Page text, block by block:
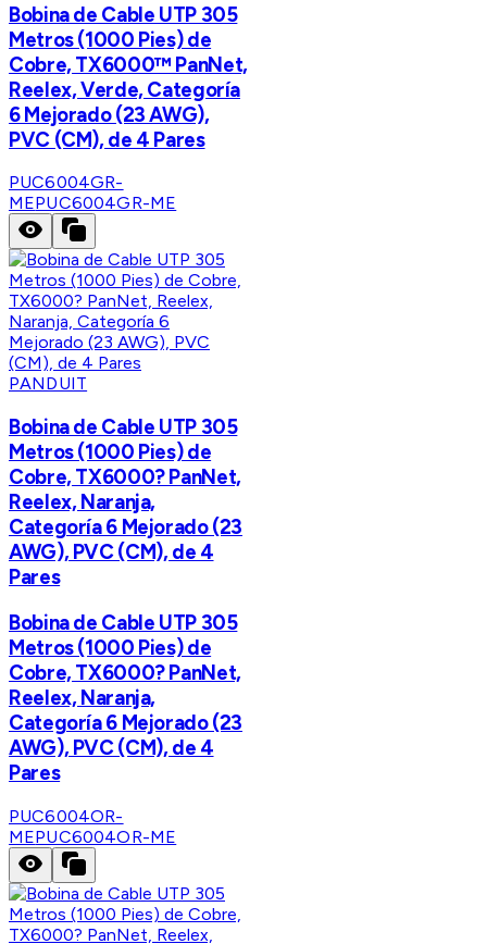
Bobina de Cable UTP 305
Metros (1000 Pies) de
Cobre, TX6000™ PanNet,
Reelex, Verde, Categoría
6 Mejorado (23 AWG),
PVC (CM), de 4 Pares
PUC6004GR-
MEPUC6004GR-ME
PANDUIT
Bobina de Cable UTP 305
Metros (1000 Pies) de
Cobre, TX6000? PanNet,
Reelex, Naranja,
Categoría 6 Mejorado (23
AWG), PVC (CM), de 4
Pares
Bobina de Cable UTP 305
Metros (1000 Pies) de
Cobre, TX6000? PanNet,
Reelex, Naranja,
Categoría 6 Mejorado (23
AWG), PVC (CM), de 4
Pares
PUC6004OR-
MEPUC6004OR-ME